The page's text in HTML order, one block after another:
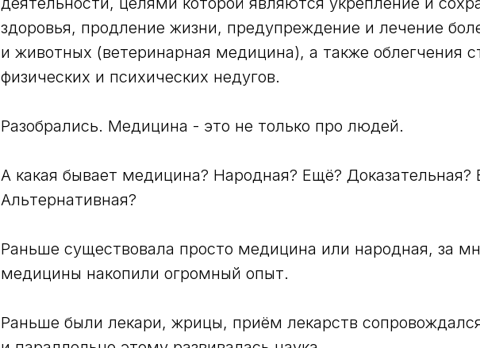
здоровья, продление жизни, предупреждение и лечение
и животных (ветеринарная медицина), а также облегчения
физических и психических недугов.
Разобрались. Медицина - это не только про людей.
А какая бывает медицина? Народная? Ещё? Доказательная?
Альтернативная?
Раньше существовала просто медицина или народная, за
медицины накопили огромный опыт.
Раньше были лекари, жрицы, приём лекарств